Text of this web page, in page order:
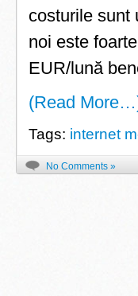
costurile sunt
noi este
EUR/lună
(Read
Tags: internet
No Comments »